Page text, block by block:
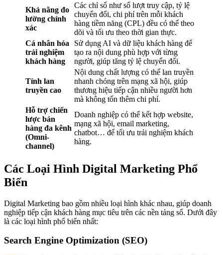
Khả năng đo
lường chính
xác
Các chỉ số như số lượt truy cập, tỷ lệ
chuyển đổi, chi phí trên mỗi khách
hàng tiềm năng (CPL) đều có thể theo
dõi và tối ưu theo thời gian thực.
Cá nhân hóa
trải nghiệm
khách hàng
Sử dụng AI và dữ liệu khách hàng để
tạo ra nội dung phù hợp với từng
người, giúp tăng tỷ lệ chuyển đổi.
Tính lan
truyền cao
Nội dung chất lượng có thể lan truyền
nhanh chóng trên mạng xã hội, giúp
thương hiệu tiếp cận nhiều người hơn
mà không tốn thêm chi phí.
Hỗ trợ chiến
lược bán
hàng đa kênh
(Omni-
channel)
Doanh nghiệp có thể kết hợp website,
mạng xã hội, email marketing,
chatbot… để tối ưu trải nghiệm khách
hàng.
Các Loại Hình Digital Marketing Phổ
Biến
Digital Marketing bao gồm nhiều loại hình khác nhau, giúp doanh
nghiệp tiếp cận khách hàng mục tiêu trên các nền tảng số. Dưới đây
là các loại hình phổ biến nhất:
Search Engine Optimization (SEO)